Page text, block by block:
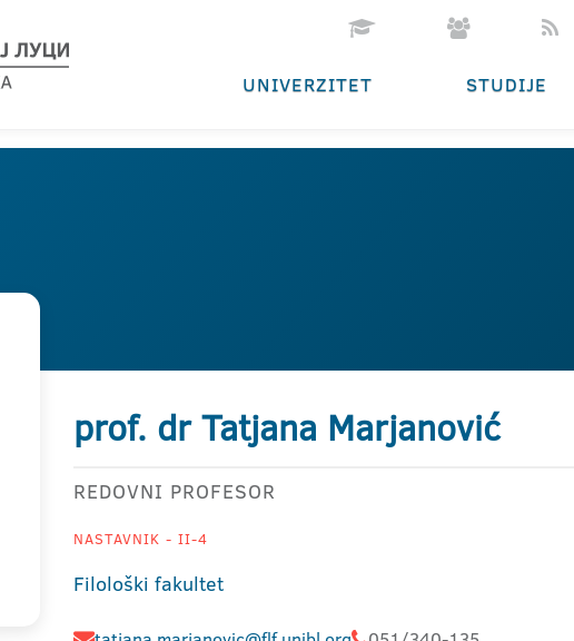
UNIVERZITET STUDIJE
prof. dr Tatjana Marjanović
REDOVNI PROFESOR
NASTAVNIK - II-4
Filološki fakultet